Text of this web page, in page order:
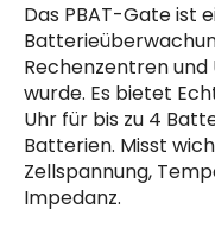
Das PBAT-Gate ist
Rechenzentren
wurde. Es bietet
Uhr für bis zu 4
Batterien. Misst
Zellspannung,
Impedanz.